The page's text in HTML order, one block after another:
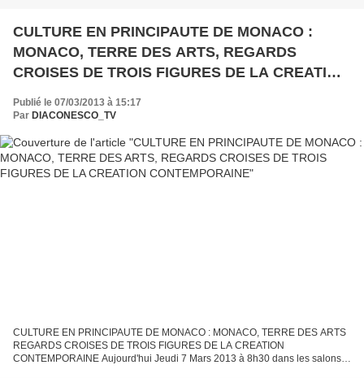
CULTURE EN PRINCIPAUTE DE MONACO :
MONACO, TERRE DES ARTS, REGARDS
CROISES DE TROIS FIGURES DE LA CREATION
Publié le 07/03/2013 à 15:17
Par DIACONESCO_TV
CULTURE EN PRINCIPAUTE DE MONACO : MONACO, TERRE DES ARTS
REGARDS CROISES DE TROIS FIGURES DE LA CREATION
CONTEMPORAINE Aujourd'hui Jeudi 7 Mars 2013 à 8h30 dans les salons